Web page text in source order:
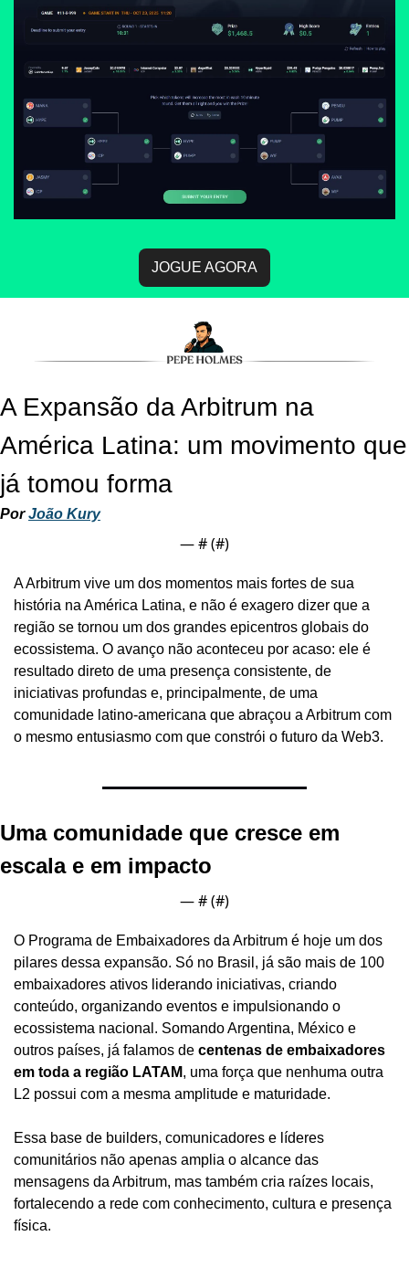
JOGUE AGORA
A Expansão da Arbitrum na
América Latina: um movimento que
já tomou forma
Por João Kury
— # (#)
A Arbitrum vive um dos momentos mais fortes de sua
história na América Latina, e não é exagero dizer que a
região se tornou um dos grandes epicentros globais do
ecossistema. O avanço não aconteceu por acaso: ele é
resultado direto de uma presença consistente, de
iniciativas profundas e, principalmente, de uma
comunidade latino-americana que abraçou a Arbitrum com
o mesmo entusiasmo com que constrói o futuro da Web3.
Uma comunidade que cresce em
escala e em impacto
— # (#)
O Programa de Embaixadores da Arbitrum é hoje um dos
pilares dessa expansão. Só no Brasil, já são mais de 100
embaixadores ativos liderando iniciativas, criando
conteúdo, organizando eventos e impulsionando o
ecossistema nacional. Somando Argentina, México e
outros países, já falamos de centenas de embaixadores
em toda a região LATAM, uma força que nenhuma outra
L2 possui com a mesma amplitude e maturidade.
Essa base de builders, comunicadores e líderes
comunitários não apenas amplia o alcance das
mensagens da Arbitrum, mas também cria raízes locais,
fortalecendo a rede com conhecimento, cultura e presença
física.